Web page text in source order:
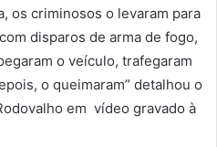
os criminosos o levaram para
disparos de arma de fogo,
o veículo, trafegaram
o queimaram” detalhou o
em vídeo gravado à